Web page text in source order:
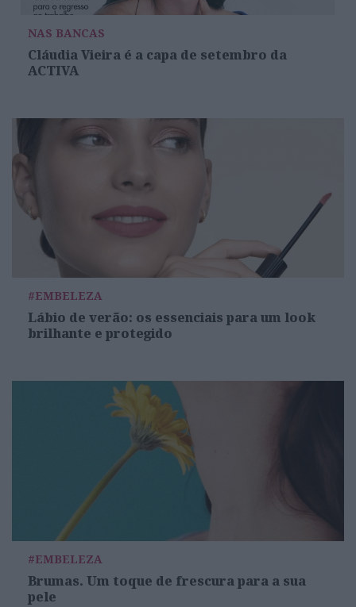
NAS BANCAS
Cláudia Vieira é a capa de setembro da
ACTIVA
#EMBELEZA
Lábio de verão: os essenciais para um look
brilhante e protegido
#EMBELEZA
Brumas. Um toque de frescura para a sua
pele